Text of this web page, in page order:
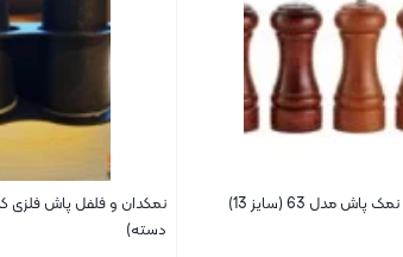
مدل 63 (سایز 13)
دسته)